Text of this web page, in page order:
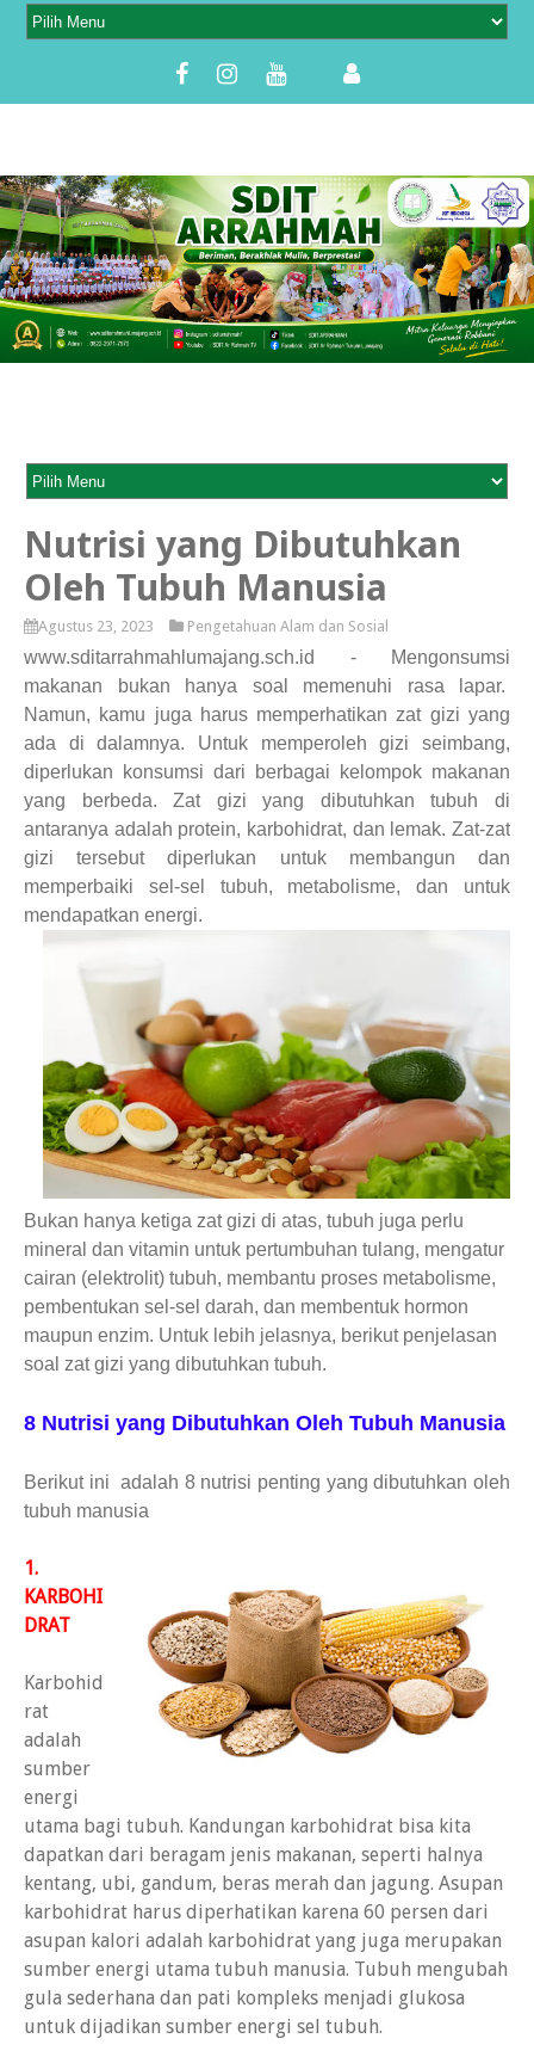
Nutrisi yang Dibutuhkan
Oleh Tubuh Manusia
Agustus 23, 2023 Pengetahuan Alam dan Sosial
www.sditarrahmahlumajang.sch.id - Mengonsumsi
makanan bukan hanya soal memenuhi rasa lapar.
Namun, kamu juga harus memperhatikan zat gizi yang
ada di dalamnya. Untuk memperoleh gizi seimbang,
diperlukan konsumsi dari berbagai kelompok makanan
yang berbeda. Zat gizi yang dibutuhkan tubuh di
antaranya adalah protein, karbohidrat, dan lemak. Zat-zat
gizi tersebut diperlukan untuk membangun dan
memperbaiki sel-sel tubuh, metabolisme, dan untuk
mendapatkan energi.
Bukan hanya ketiga zat gizi di atas, tubuh juga perlu
mineral dan vitamin untuk pertumbuhan tulang, mengatur
cairan (elektrolit) tubuh, membantu proses metabolisme,
pembentukan sel-sel darah, dan membentuk hormon
maupun enzim. Untuk lebih jelasnya, berikut penjelasan
soal zat gizi yang dibutuhkan tubuh.
8 Nutrisi yang Dibutuhkan Oleh Tubuh Manusia
Berikut ini adalah 8 nutrisi penting yang dibutuhkan oleh
tubuh manusia
1.
KARBOHI
DRAT
Karbohid
rat
adalah
sumber
energi
utama bagi tubuh. Kandungan karbohidrat bisa kita
dapatkan dari beragam jenis makanan, seperti halnya
kentang, ubi, gandum, beras merah dan jagung. Asupan
karbohidrat harus diperhatikan karena 60 persen dari
asupan kalori adalah karbohidrat yang juga merupakan
sumber energi utama tubuh manusia. Tubuh mengubah
gula sederhana dan pati kompleks menjadi glukosa
untuk dijadikan sumber energi sel tubuh.